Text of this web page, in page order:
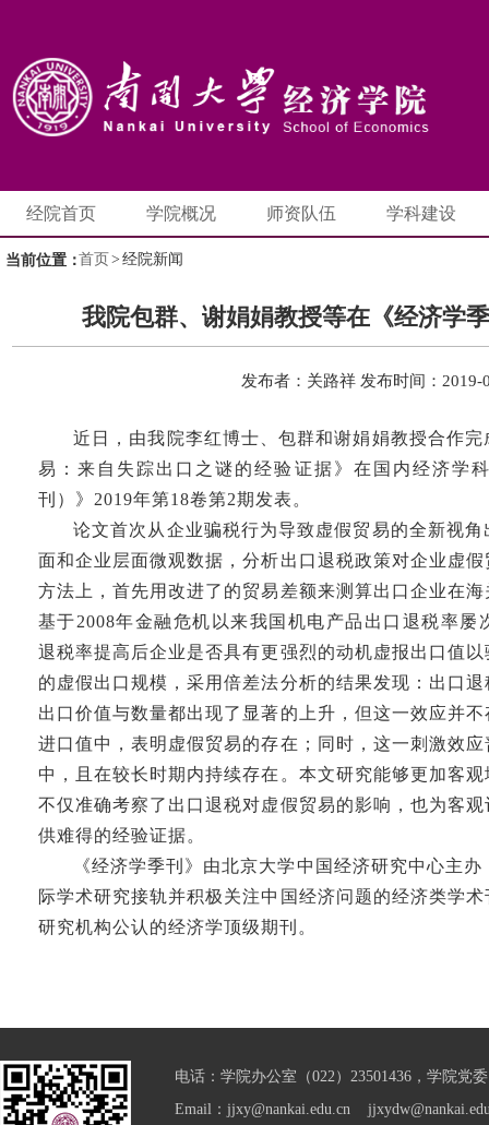
经院首页 学院概况 师资队伍 学科建设
当前位置：首页 > 经院新闻
我院包群、谢娟娟教授等在《经济学
发布者：关路祥 发布时间：2019-
近日，由我院李红博士、包群和谢娟娟教授合作
易：来自失踪出口之谜的经验证据》在国内经济学
刊）》2019年第18卷第2期发表。
论文首次从企业骗税行为导致虚假贸易的全新视
面和企业层面微观数据，分析出口退税政策对企业虚
方法上，首先用改进了的贸易差额来测算出口企业在
基于2008年金融危机以来我国机电产品出口退税率屡
退税率提高后企业是否具有更强烈的动机虚报出口值
的虚假出口规模，采用倍差法分析的结果发现：出口
出口价值与数量都出现了显著的上升，但这一效应并
进口值中，表明虚假贸易的存在；同时，这一刺激效
中，且在较长时期内持续存在。本文研究能够更加客
不仅准确考察了出口退税对虚假贸易的影响，也为客
供难得的经验证据。
《经济学季刊》由北京大学中国经济研究中心主
际学术研究接轨并积极关注中国经济问题的经济类学
研究机构公认的经济学顶级期刊。
电话：学院办公室（022）23501436，学院党
Email：jjxy@nankai.edu.cn